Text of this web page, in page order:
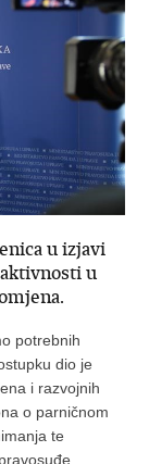
u izjavi
u
potrebnih
dio je
i razvojnih
o parničnom
te